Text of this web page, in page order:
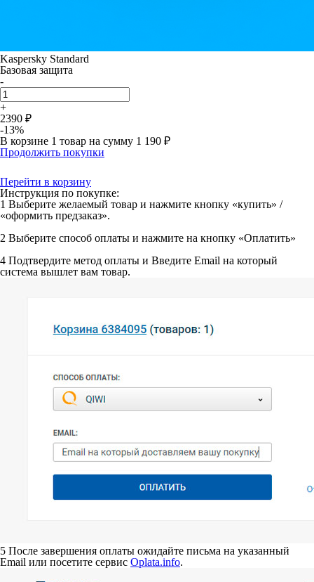
Kaspersky Standard
Базовая защита
-
+
2390 ₽
-13%
В корзине 1 товар на сумму 1 190 ₽
Продолжить покупки
Перейти в корзину
Инструкция по покупке:
1 Выберите желаемый товар и нажмите кнопку «купить» /
«оформить предзаказ».
2 Выберите способ оплаты и нажмите на кнопку «Оплатить»
4 Подтвердите метод оплаты и Введите Email на который
система вышлет вам товар.
5 После завершения оплаты ожидайте письма на указанный
Email или посетите сервис Oplata.info.